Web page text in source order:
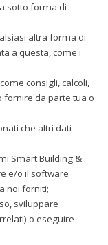
sotto forma di
altra forma di
a questa, come i
consigli, calcoli,
fornire da parte tua o
che altri dati
Smart Building &
e/o il software
noi forniti;
sviluppare
o eseguire